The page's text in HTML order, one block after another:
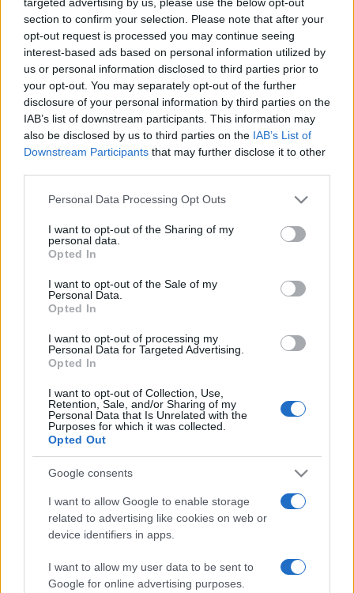
section to confirm your selection. Please note that after your
opt-out request is processed you may continue seeing
interest-based ads based on personal information utilized by
us or personal information disclosed to third parties prior to
your opt-out. You may separately opt-out of the further
disclosure of your personal information by third parties on the
IAB’s list of downstream participants. This information may
also be disclosed by us to third parties on the IAB’s List of
Downstream Participants that may further disclose it to other
Please note that this website/app uses one or more Google
not limited to your visit or usage behaviour. You may click to
grant or deny consent to Google and its third-party tags to
use your data for below specified purposes in below Google
consent section.
Personal Data Processing Opt Outs
I want to opt-out of the Sharing of my
personal data.
Opted In
I want to opt-out of the Sale of my
Personal Data.
Opted In
I want to opt-out of processing my
Personal Data for Targeted Advertising.
Opted In
I want to opt-out of Collection, Use,
Retention, Sale, and/or Sharing of my
Personal Data that Is Unrelated with the
Purposes for which it was collected.
Opted Out
Google consents
I want to allow Google to enable storage
related to advertising like cookies on web or
device identifiers in apps.
I want to allow my user data to be sent to
Google for online advertising purposes.
3 NEGATÍV SZÓ
n i n c s
s e m m i
HAIKU
egy madár, majd felröppent –
Nehezebb lettem.
A kép illusztráció. Forrás: Fortepan / Berkó Pál
KÖLTÉSZET